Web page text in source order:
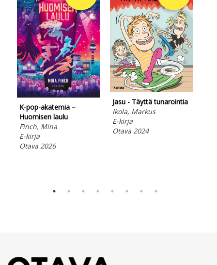
K-pop-akatemia –
Huomisen laulu
Finch, Mina
E-kirja
Otava 2026
Jasu - Täyttä tunarointia
Ikola, Markus
E-kirja
Otava 2024